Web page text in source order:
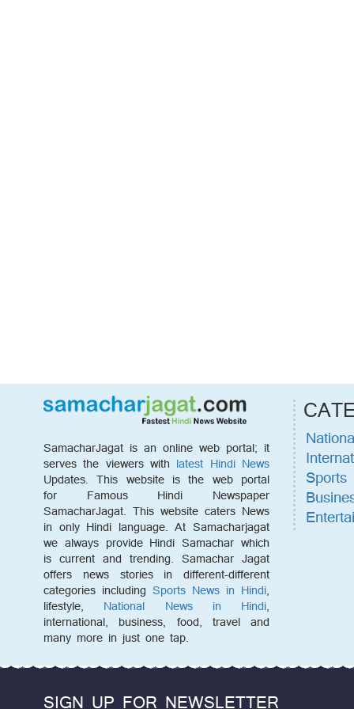
SamacharJagat is an online web portal; it
serves the viewers with latest Hindi News
Updates. This website is the web portal
for Famous Hindi Newspaper
SamacharJagat. This website caters News
in only Hindi language. At Samacharjagat
we always provide Hindi Samachar which
is current and trending. Samachar Jagat
offers news stories in different-different
categories including Sports News in Hindi,
lifestyle, National News in Hindi,
international, business, food, travel and
many more in just one tap.
Sports
SIGN UP FOR NEWSLETTER